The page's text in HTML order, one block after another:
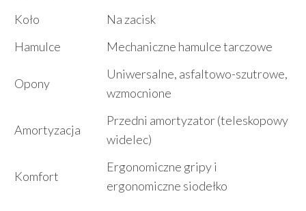
Koło
Na zacisk
Hamulce
Mechaniczne hamulce tarczowe
Opony
Uniwersalne, asfaltowo-szutrowe,
wzmocnione
Amortyzacja
Przedni amortyzator (teleskopowy
widelec)
Komfort
Ergonomiczne gripy i
ergonomiczne siodełko